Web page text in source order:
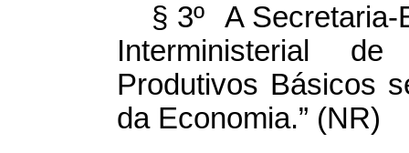
§ 3º A
Interministerial
Produtivos Básicos
da Economia.” (NR)